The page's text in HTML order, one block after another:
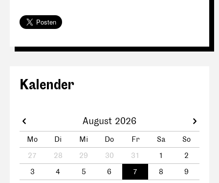
Kalender
August 2026
Mo Di Mi Do Fr Sa
So
27
28 29 30 31 1
2
3
4 5 6 7 8
9